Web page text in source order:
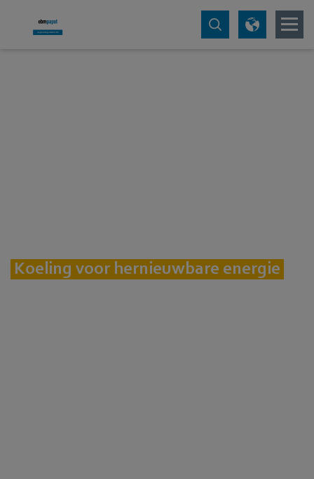
Koeling voor hernieuwbare energie